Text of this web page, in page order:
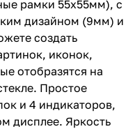
рамки 55х55мм), с
дизайном (9мм) и
создать
иконок,
отобразятся на
Простое
и 4 индикаторов,
дисплее. Яркость